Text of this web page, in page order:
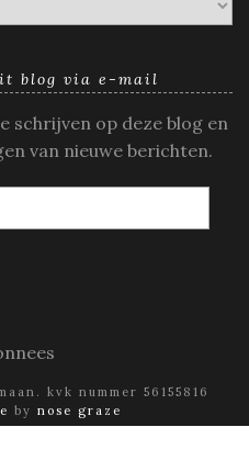
blog via e-mail
schrijven op deze blog en
van nieuwe berichten.
kvk nummer 56155816
by nose graze